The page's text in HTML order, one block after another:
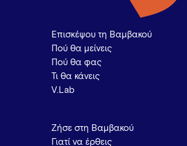
Επισκέψου τη Βαμβακού
Πού θα μείνεις
Πού θα φας
Τι θα κάνεις
V.Lab
Ζήσε στη Βαμβακού
Γιατί να έρθεις